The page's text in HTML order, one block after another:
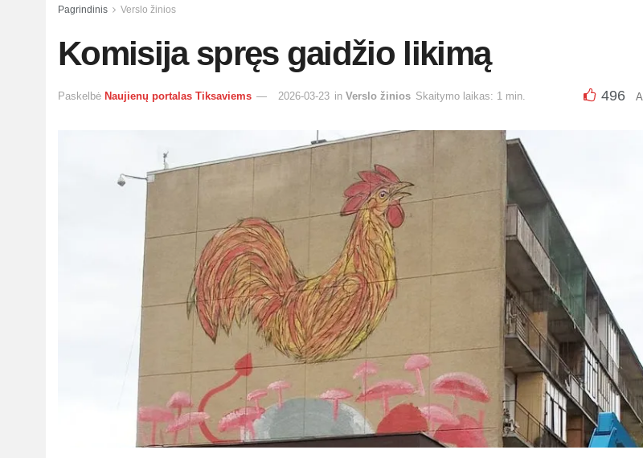
Pagrindinis Verslo žinios
Komisija spręs gaidžio likimą
Paskelbė Naujienų portalas Tiksaviems 2026-03-23 in Verslo žinios Skaitymo laikas: 1 min. 496 A